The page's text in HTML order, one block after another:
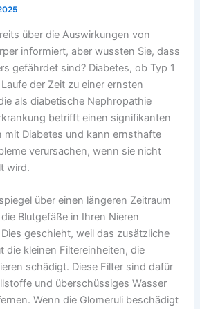
über die Auswirkungen von
informiert, aber wussten Sie, dass
gefährdet sind? Diabetes, ob Typ 1
der Zeit zu einer ernsten
als diabetische Nephropathie
betrifft einen signifikanten
mit Diabetes und kann ernsthafte
verursachen, wenn sie nicht
wird.
über einen längeren Zeitraum
Blutgefäße in Ihren Nieren
geschieht, weil das zusätzliche
die kleinen Filtereinheiten, die
schädigt. Diese Filter sind dafür
und überschüssiges Wasser
Wenn die Glomeruli beschädigt